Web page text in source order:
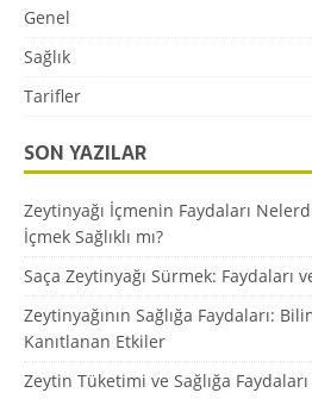
Genel
Sağlık
Tarifler
SON YAZILAR
Zeytinyağı İçmenin Faydaları
İçmek Sağlıklı mı?
Saça Zeytinyağı Sürmek: Faydaları
Zeytinyağının Sağlığa Faydaları:
Kanıtlanan Etkiler
Zeytin Tüketimi ve Sağlığa Faydaları